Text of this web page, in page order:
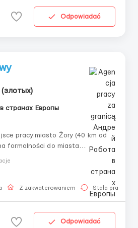
Odpowiadać
странах Европы
formalności do miasta
netto na godzinę;• dla studenta
na godzinę, po pół r...
Z zakwaterowaniem Stała praca
Odpowiadać